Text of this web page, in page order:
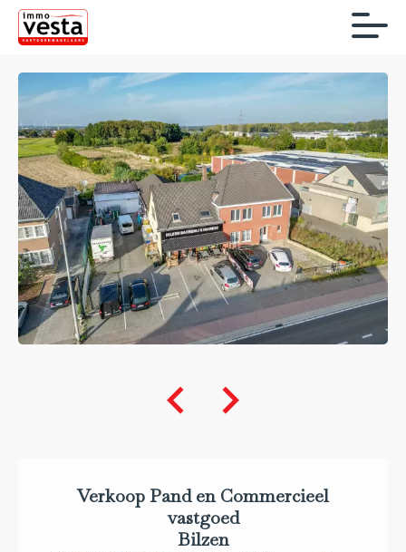
Verkoop Pand en Commercieel
vastgoed
Bilzen